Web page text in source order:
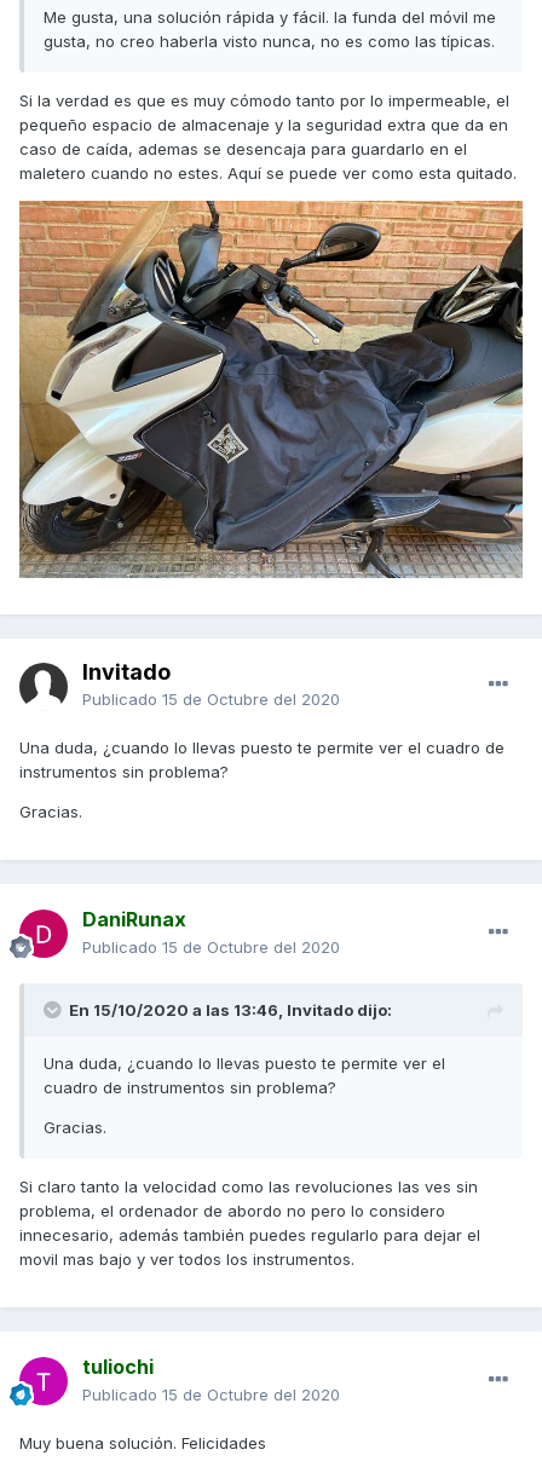
Me gusta, una solución rápida y fácil. la funda del móvil me
gusta, no creo haberla visto nunca, no es como las típicas.
Si la verdad es que es muy cómodo tanto por lo impermeable, el
pequeño espacio de almacenaje y la seguridad extra que da en
caso de caída, ademas se desencaja para guardarlo en el
maletero cuando no estes. Aquí se puede ver como esta quitado.
Invitado
Publicado 15 de Octubre del 2020
Una duda, ¿cuando lo llevas puesto te permite ver el cuadro de
instrumentos sin problema?
Gracias.
DaniRunax
Publicado 15 de Octubre del 2020
En 15/10/2020 a las 13:46, Invitado dijo:
Una duda, ¿cuando lo llevas puesto te permite ver el
cuadro de instrumentos sin problema?
Gracias.
Si claro tanto la velocidad como las revoluciones las ves sin
problema, el ordenador de abordo no pero lo considero
innecesario, además también puedes regularlo para dejar el
movil mas bajo y ver todos los instrumentos.
tuliochi
Publicado 15 de Octubre del 2020
Muy buena solución. Felicidades